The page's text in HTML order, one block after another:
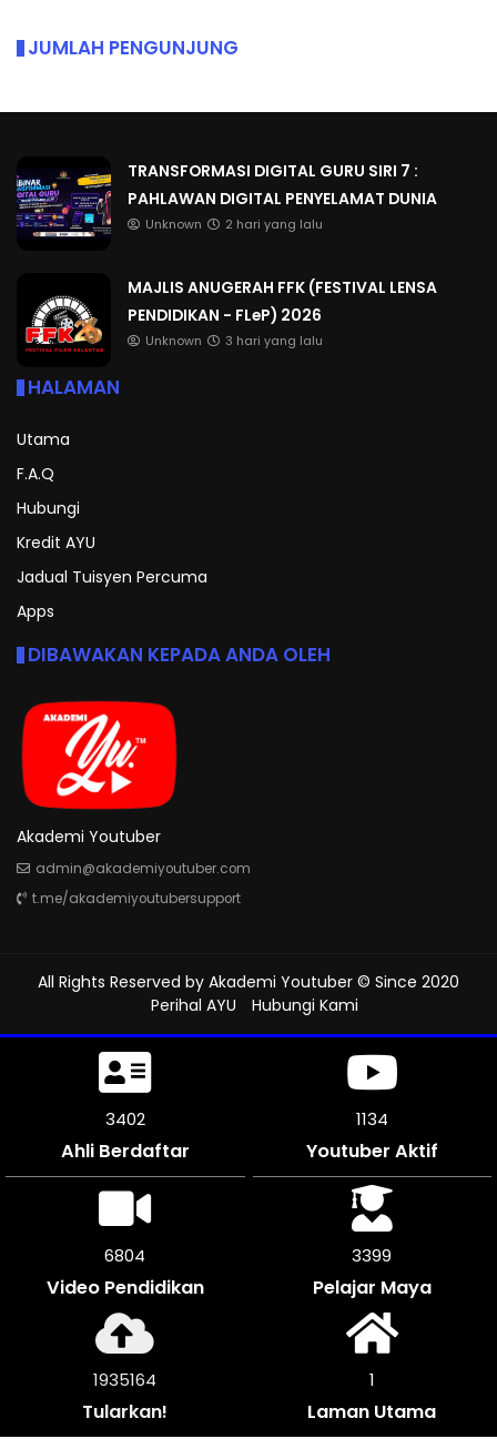
JUMLAH PENGUNJUNG
TRANSFORMASI DIGITAL GURU SIRI 7 :
PAHLAWAN DIGITAL PENYELAMAT DUNIA
Unknown 2 hari yang lalu
MAJLIS ANUGERAH FFK (FESTIVAL LENSA
PENDIDIKAN - FLeP) 2026
Unknown 3 hari yang lalu
HALAMAN
Utama
F.A.Q
Hubungi
Kredit AYU
Jadual Tuisyen Percuma
Apps
DIBAWAKAN KEPADA ANDA OLEH
Akademi Youtuber
admin@akademiyoutuber.com
t.me/akademiyoutubersupport
All Rights Reserved by Akademi Youtuber © Since 2020
Perihal AYU
Hubungi Kami
3750
Ahli Berdaftar
1249
Youtuber Aktif
7494
Video Pendidikan
3747
Pelajar Maya
2133292
Tularkan!
1
Laman Utama